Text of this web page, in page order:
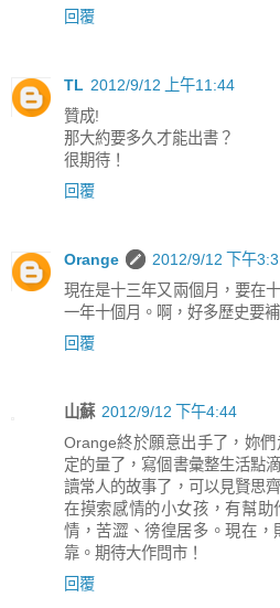
回覆
TL 2012/9/12 上午11:44
贊成!
那大約要多久才能出書？
很期待！
回覆
Orange
2012/9/12 下午
現在是十三年又兩個月，要在
一年十個月。啊，好多歷史要補
回覆
山蘇 2012/9/12 下午4:44
Orange終於願意出手了，妳
定的量了，寫個書彙整生活點
讀常人的故事了，可以見賢思
在摸索感情的小女孩，有幫
情，苦澀、徬徨居多。現在
靠。期待大作問市！
回覆